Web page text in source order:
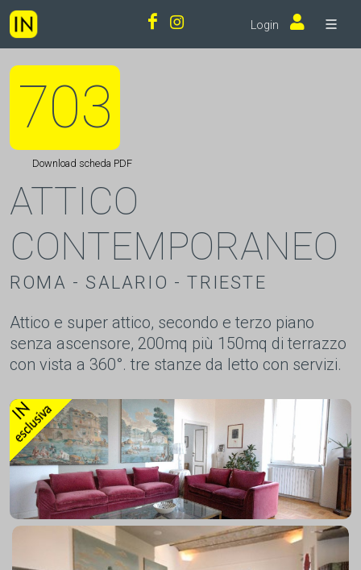
Login
703
Download scheda PDF
ATTICO
CONTEMPORANEO
ROMA - SALARIO - TRIESTE
Attico e super attico, secondo e terzo piano
senza ascensore, 200mq più 150mq di terrazzo
con vista a 360°. tre stanze da letto con servizi.